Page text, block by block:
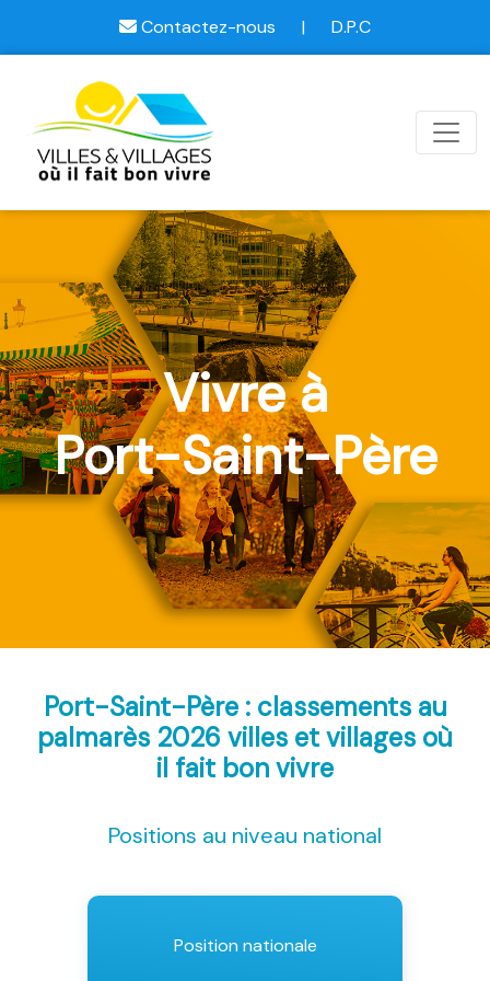
Contactez-nous | D.P.C
Vivre à
Port-Saint-Père
Port-Saint-Père : classements au
palmarès 2026 villes et villages où
il fait bon vivre
Positions au niveau national
Position nationale